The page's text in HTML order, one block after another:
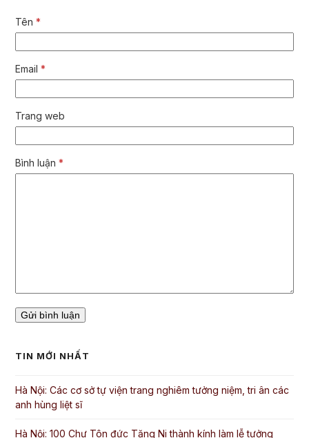
Tên*
Email*
Trang web
Bình luận*
TIN MỚI NHẤT
Hà Nội: Các cơ sở tự viện trang nghiêm tưởng niệm, tri ân các
anh hùng liệt sĩ
Hà Nội: 100 Chư Tôn đức Tăng Ni thành kính làm lễ tưởng